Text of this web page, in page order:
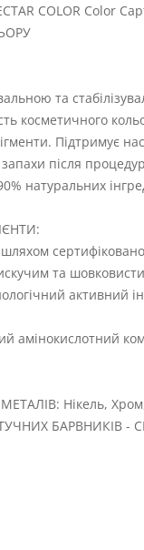
COLOR Color
та
косметичного
Підтримує
після
натуральних
та
активний
амінокислотний
Нікель, Хром,
БАРВНИКІВ -